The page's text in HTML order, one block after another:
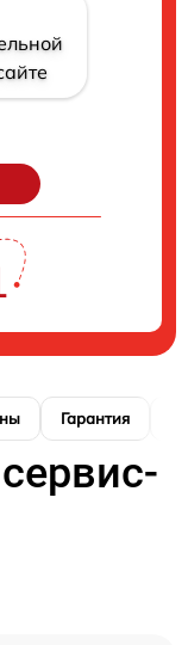
Гарантия